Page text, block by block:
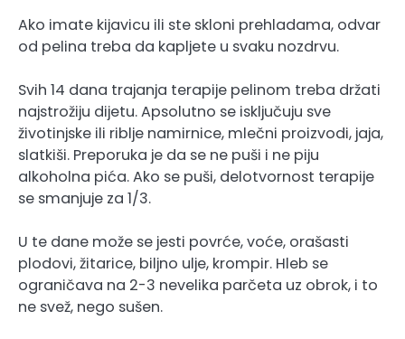
Ako imate kijavicu ili ste skloni prehladama, odvar
od pelina treba da kapljete u svaku nozdrvu.
Svih 14 dana trajanja terapije pelinom treba držati
najstrožiju dijetu. Apsolutno se isključuju sve
životinjske ili riblje namirnice, mlečni proizvodi, jaja,
slatkiši. Preporuka je da se ne puši i ne piju
alkoholna pića. Ako se puši, delotvornost terapije
se smanjuje za 1/3.
U te dane može se jesti povrće, voće, orašasti
plodovi, žitarice, biljno ulje, krompir. Hleb se
ograničava na 2-3 nevelika parčeta uz obrok, i to
ne svež, nego sušen.